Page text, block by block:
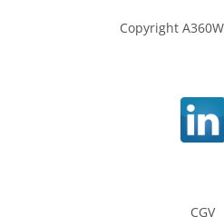
Copyright
CGV